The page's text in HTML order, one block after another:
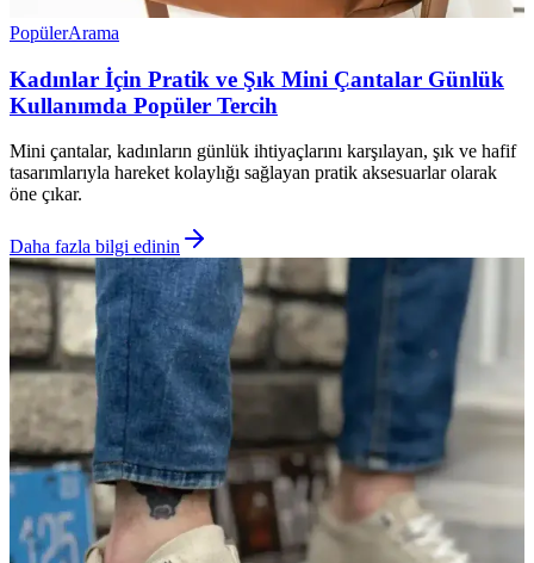
PopülerArama
Kadınlar İçin Pratik ve Şık Mini Çantalar Günlük
Kullanımda Popüler Tercih
Mini çantalar, kadınların günlük ihtiyaçlarını karşılayan, şık ve hafif
tasarımlarıyla hareket kolaylığı sağlayan pratik aksesuarlar olarak
öne çıkar.
Daha fazla bilgi edinin